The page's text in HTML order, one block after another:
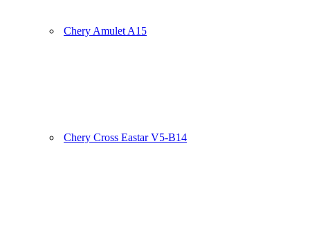
Chery Amulet A15
Chery Cross Eastar V5-B14